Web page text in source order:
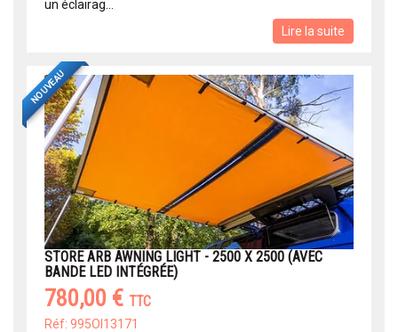
un éclairag...
Lire la suite
NOUVEAU
STORE ARB AWNING LIGHT - 2500 X 2500 (AVEC
BANDE LED INTÉGRÉE)
780,00 € TTC
Réf: 995OI13171